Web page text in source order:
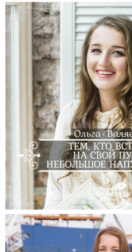
Тем, Кто Встает На Свой
Напутствие